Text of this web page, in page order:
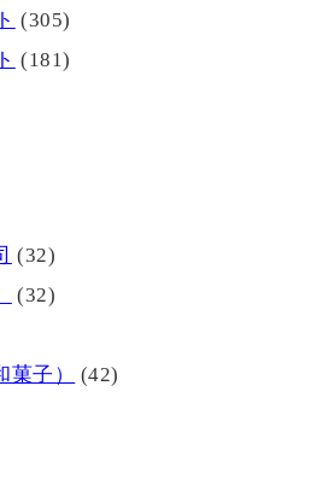
(305)
(181)
(32)
(32)
子）
(42)